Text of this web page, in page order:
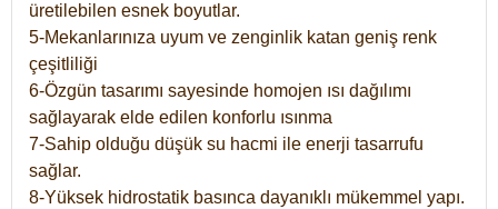
üretilebilen esnek boyutlar.
5-Mekanlarınıza uyum ve zenginlik katan geniş renk
çeşitliliği
6-Özgün tasarımı sayesinde homojen ısı dağılımı
sağlayarak elde edilen konforlu ısınma
7-Sahip olduğu düşük su hacmi ile enerji tasarrufu
sağlar.
8-Yüksek hidrostatik basınca dayanıklı mükemmel yapı.